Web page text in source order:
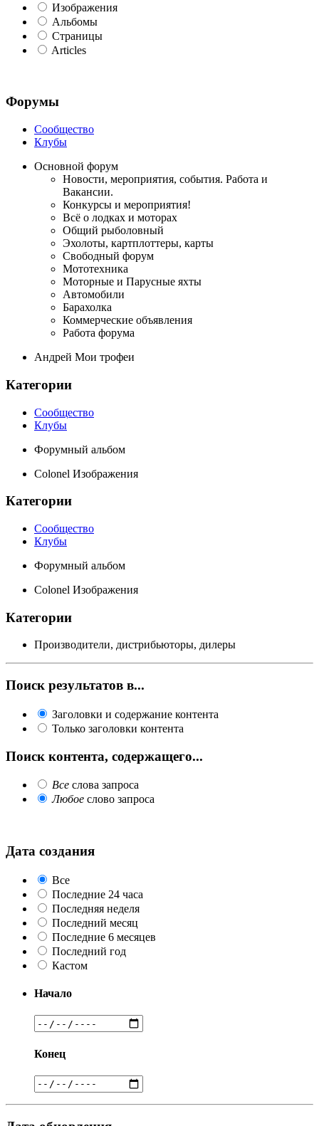
Изображения
Альбомы
Страницы
Articles
Форумы
Сообщество
Клубы
Основной форум
Новости, мероприятия, события. Работа и
Вакансии.
Конкурсы и мероприятия!
Всё о лодках и моторах
Общий рыболовный
Эхолоты, картплоттеры, карты
Свободный форум
Мототехника
Моторные и Парусные яхты
Автомобили
Барахолка
Коммерческие объявления
Работа форума
Андрей Мои трофеи
Категории
Сообщество
Клубы
Форумный альбом
Colonel Изображения
Категории
Сообщество
Клубы
Форумный альбом
Colonel Изображения
Категории
Производители, дистрибьюторы, дилеры
Поиск результатов в...
Заголовки и содержание контента
Только заголовки контента
Поиск контента, содержащего...
Все слова запроса
Любое слово запроса
Дата создания
Все
Последние 24 часа
Последняя неделя
Последний месяц
Последние 6 месяцев
Последний год
Кастом
Начало
Конец